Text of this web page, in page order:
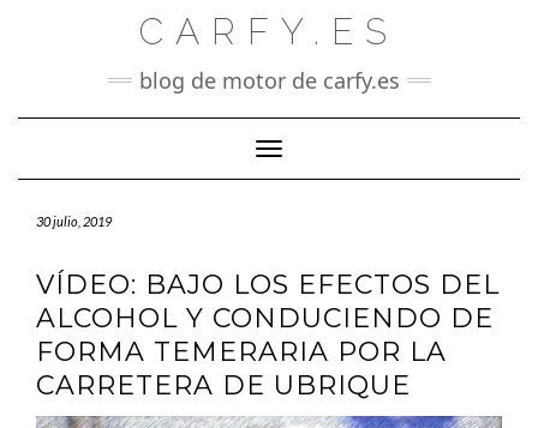
CARFY.ES
blog de motor de carfy.es
Cambiar modo de navegación
30 julio, 2019
VÍDEO: BAJO LOS EFECTOS DEL
ALCOHOL Y CONDUCIENDO DE
FORMA TEMERARIA POR LA
CARRETERA DE UBRIQUE